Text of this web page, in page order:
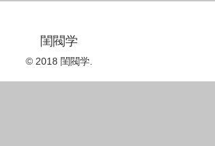
閨閥学
© 2018 閨閥学.